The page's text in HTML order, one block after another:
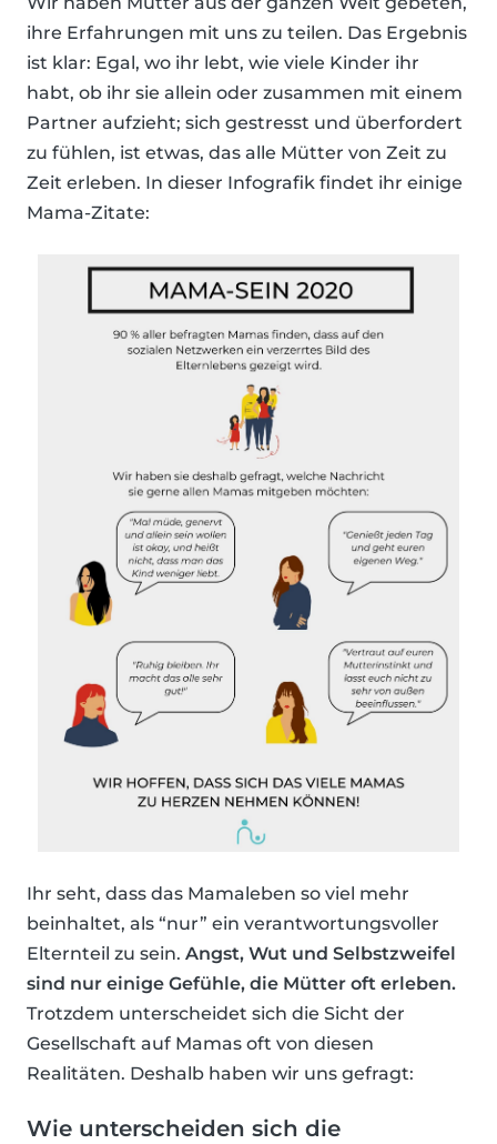
ihre Erfahrungen mit uns zu teilen. Das Ergebnis
ist klar: Egal, wo ihr lebt, wie viele Kinder ihr
habt, ob ihr sie allein oder zusammen mit einem
Partner aufzieht; sich gestresst und überfordert
zu fühlen, ist etwas, das alle Mütter von Zeit zu
Zeit erleben. In dieser Infografik findet ihr einige
Mama-Zitate:
Ihr seht, dass das Mamaleben so viel mehr
beinhaltet, als “nur” ein verantwortungsvoller
Elternteil zu sein. Angst, Wut und Selbstzweifel
sind nur einige Gefühle, die Mütter oft erleben.
Trotzdem unterscheidet sich die Sicht der
Gesellschaft auf Mamas oft von diesen
Realitäten. Deshalb haben wir uns gefragt:
Wie unterscheiden sich die